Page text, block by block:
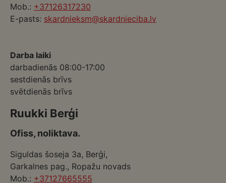
Mob.: +37126317230
E-pasts: skardnieksm@skardnieciba.lv
Darba laiki
darbadienās 08:00-17:00
sestdienās brīvs
svētdienās brīvs
Ruukki Berģi
Ofiss, noliktava.
Siguldas šoseja 3a, Berģi,
Garkalnes pag., Ropažu novads
Mob.: +37127665555